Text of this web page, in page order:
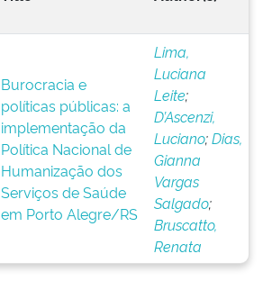
Burocracia e
políticas públicas: a
implementação da
Política Nacional de
Humanização dos
Serviços de Saúde
em Porto Alegre/RS
Lima,
Luciana
Leite;
D’Ascenzi,
Luciano;Dias,
Gianna
Vargas
Salgado;
Bruscatto,
Renata